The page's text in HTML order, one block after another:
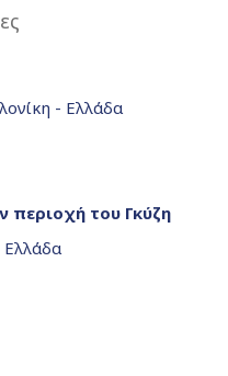
- Ελλάδα
περιοχή του Γκύζη